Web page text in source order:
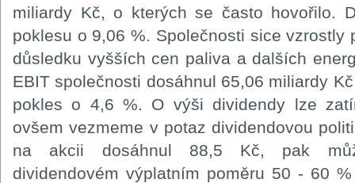
miliardy Kč, o kterých se často hovořilo.
poklesu o 9,06 %. Společnosti sice vzrostly
důsledku vyšších cen paliva a dalších
EBIT společnosti dosáhnul 65,06 miliardy
pokles o 4,6 %. O výši dividendy lze
ovšem vezmeme v potaz dividendovou
na akcii dosáhnul 88,5 Kč, pak
dividendovém výplatním poměru 50 - 60